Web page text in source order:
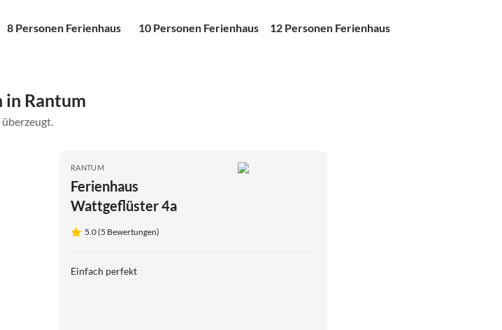
8 Personen Ferienhaus 10 Personen Ferienhaus 12 Personen Ferienhaus
in Rantum
RANTUM
Ferienhaus
Wattgeflüster 4a
5.0 (5 Bewertungen)
Einfach perfekt